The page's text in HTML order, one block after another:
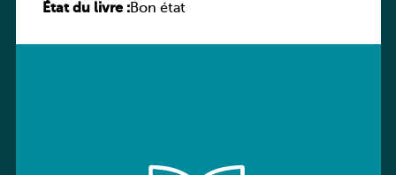
Sprachbuch
État du livre :Bon état